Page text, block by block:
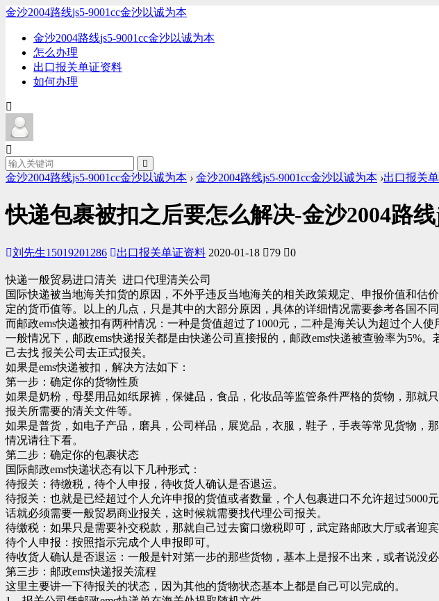
金沙2004路线js5-9001cc金沙以诚为本
金沙2004路线js5-9001cc金沙以诚为本
怎么办理
出口报关单证资料
如何办理
金沙2004路线js5-9001cc金沙以诚为本 › 金沙2004路线js5-9001cc金沙以诚为本 ›出口报关
快递包裹被扣之后要怎么解决-金沙2004路线
刘先生15019201286 出口报关单证资料 2020-01-18 79 0
快递一般贸易进口清关 进口代理清关公司
国际快递被当地海关扣货的原因，不外乎违反当地海关的相关政策规定、申报价值和
定的货币值等。以上的几点，只是其中的大部分原因，具体的详细情况需要参考各国不
而邮政ems快递被扣有两种情况：一种是货值超过了1000元，二种是海关认为超过个人使
一般情况下，邮政ems快递报关都是由快递公司直接报的，邮政ems快递被查验率为5%
己去找 报关公司去正式报关。
如果是ems快递被扣，解决方法如下：
第一步：确定你的货物性质
如果是奶粉，母婴用品如纸尿裤，保健品，食品，化妆品等监管条件严格的货物，那就
报关所需要的清关文件等。
如果是普货，如电子产品，磨具，公司样品，展览品，衣服，鞋子，手表等常见货物
情况请往下看。
第二步：确定你的包裹状态
国际邮政ems快递状态有以下几种形式：
待报关：待缴税，待个人申报，待收货人确认是否退运。
待报关：也就是已经超过个人允许申报的货值或者数量，个人包裹进口不允许超过5000
话就必须需要一般贸易商业报关，这时候就需要找代理公司报关。
待缴税：如果只是需要补交税款，那就自己过去窗口缴税即可，武定路邮政大厅或者迎
待个人申报：按照指示完成个人申报即可。
待收货人确认是否退运：一般是针对第一步的那些货物，基本上是报不出来，或者说没必
第三步：邮政ems快递报关流程
这里主要讲一下待报关的状态，因为其他的货物状态基本上都是自己可以完成的。